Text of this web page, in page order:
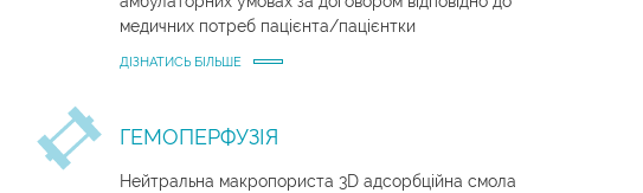
медичних потреб пацієнта/пацієнтки
ДІЗНАТИСЬ БІЛЬШЕ
ГЕМОПЕРФУЗІЯ
Нейтральна макропориста 3D адсорбційна смола